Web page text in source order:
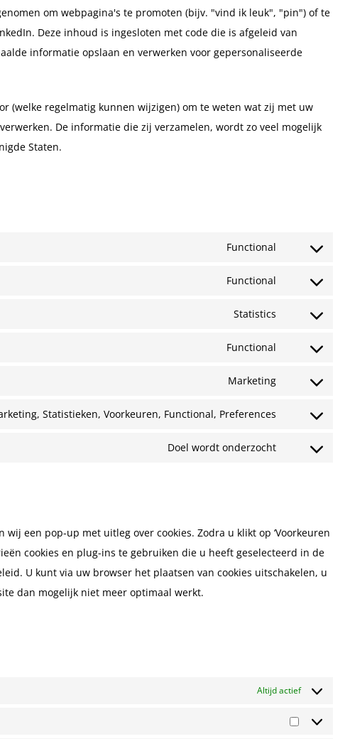
om webpagina's te promoten (bijv. "vind ik leuk", "pin") of te
Deze inhoud is ingesloten met code die is afgeleid van
informatie opslaan en verwerken voor gepersonaliseerde
(welke regelmatig kunnen wijzigen) om te weten wat zij met uw
De informatie die zij verzamelen, wordt zo veel mogelijk
Staten.
Functional
Consent
complianz
Functional
Consent
wordpress
Statistics
Consent
google-
Functional
Consent
wpml
Marketing
Consent
youtube
Statistieken, Voorkeuren, Functional, Preferences
Consent
Doel wordt onderzocht
Consent
een pop-up met uitleg over cookies. Zodra u klikt op ‘Voorkeuren
cookies en plug-ins te gebruiken die u heeft geselecteerd in de
U kunt via uw browser het plaatsen van cookies uitschakelen, u
dan mogelijk niet meer optimaal werkt.
Altijd actief
Voorkeuren